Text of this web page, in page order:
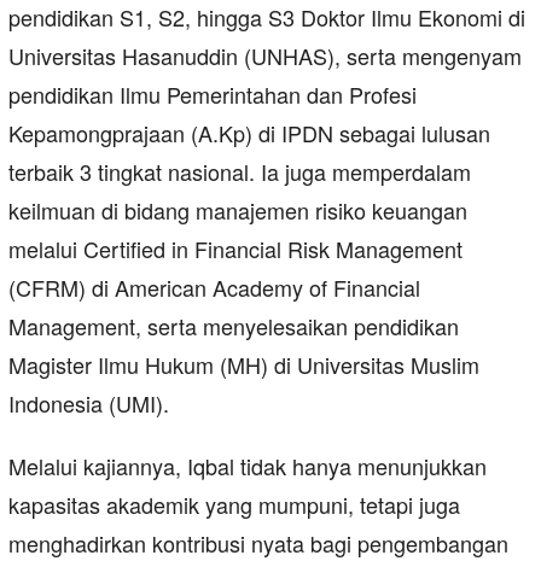
pendidikan S1, S2, hingga S3 Doktor Ilmu Ekonomi di
Universitas Hasanuddin (UNHAS), serta mengenyam
pendidikan Ilmu Pemerintahan dan Profesi
Kepamongprajaan (A.Kp) di IPDN sebagai lulusan
terbaik 3 tingkat nasional. Ia juga memperdalam
keilmuan di bidang manajemen risiko keuangan
melalui Certified in Financial Risk Management
(CFRM) di American Academy of Financial
Management, serta menyelesaikan pendidikan
Magister Ilmu Hukum (MH) di Universitas Muslim
Indonesia (UMI).
Melalui kajiannya, Iqbal tidak hanya menunjukkan
kapasitas akademik yang mumpuni, tetapi juga
menghadirkan kontribusi nyata bagi pengembangan